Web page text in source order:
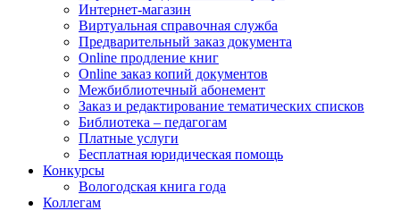
Интернет-магазин
Виртуальная справочная служба
Предварительный заказ документа
Online продление книг
Online заказ копий документов
Межбиблиотечный абонемент
Заказ и редактирование тематических списков
Библиотека – педагогам
Платные услуги
Бесплатная юридическая помощь
Конкурсы
Вологодская книга года
Коллегам